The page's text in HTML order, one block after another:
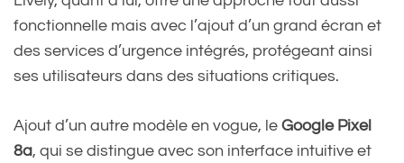
fonctionnelle mais avec l’ajout d’un grand écran et
des services d’urgence intégrés, protégeant ainsi
ses utilisateurs dans des situations critiques.
Ajout d’un autre modèle en vogue, le Google Pixel
8a, qui se distingue avec son interface intuitive et